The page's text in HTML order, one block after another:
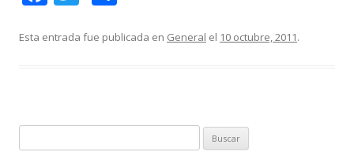
e
o
k
itt m
ti
r
Esta entrada fue publicada en General el 10 octubre, 2011.
u